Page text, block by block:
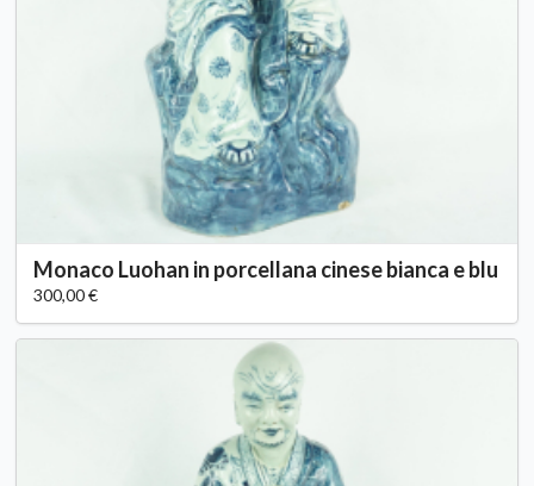
Monaco Luohan in porcellana cinese bianca e blu
300,00 €